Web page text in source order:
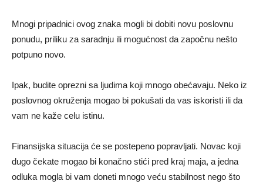
Mnogi pripadnici ovog znaka mogli bi dobiti novu poslovnu
ponudu, priliku za saradnju ili mogućnost da započnu nešto
potpuno novo.
Ipak, budite oprezni sa ljudima koji mnogo obećavaju. Neko iz
poslovnog okruženja mogao bi pokušati da vas iskoristi ili da
vam ne kaže celu istinu.
Finansijska situacija će se postepeno popravljati. Novac koji
dugo čekate mogao bi konačno stići pred kraj maja, a jedna
odluka mogla bi vam doneti mnogo veću stabilnost nego što